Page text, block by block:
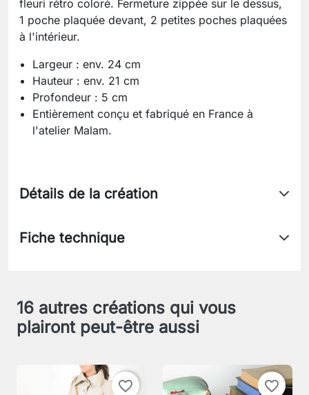
fleuri rétro coloré. Fermeture zippée sur le dessus,
1 poche plaquée devant, 2 petites poches plaquées
à l'intérieur.
Largeur : env. 24 cm
Hauteur : env. 21 cm
Profondeur : 5 cm
Entièrement conçu et fabriqué en France à
l'atelier Malam.
Détails de la création
Fiche technique
16 autres créations qui vous
plairont peut-être aussi
favorite_border favorite_border